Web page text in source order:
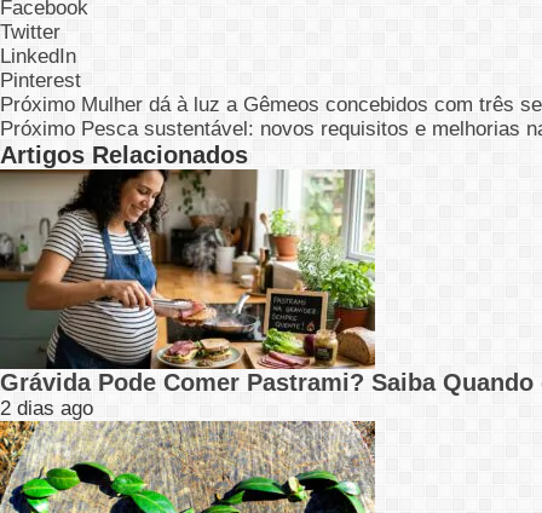
Facebook
Twitter
LinkedIn
Pinterest
Próximo Mulher dá à luz a Gêmeos concebidos com três
Próximo Pesca sustentável: novos requisitos e melhorias
Artigos Relacionados
Grávida Pode Comer Pastrami? Saiba
2 dias ago